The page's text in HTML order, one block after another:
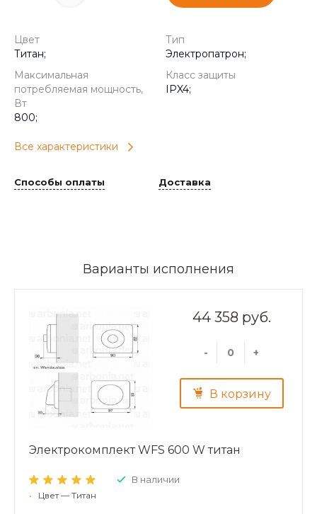
Цвет
Титан;
Тип
Электропатрон;
Максимальная
потребляемая мощность,
Вт
800;
Класс защиты
IPX4;
Все характеристики
Способы оплаты Доставка
Варианты исполнения
44 358 руб.
- +
В корзину
Электрокомплект WFS 600 W титан
В наличии
• Цвет — Титан